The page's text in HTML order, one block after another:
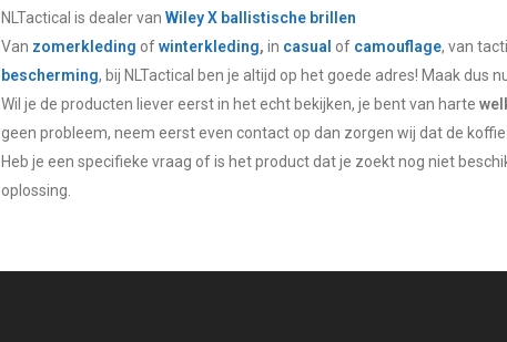
NLTactical is dealer van Wiley X ballistische brillen
Van zomerkleding ofwinterkleding, in casual of camouflage, van
bescherming, bij NLTactical ben je altijd op het goede adres! Maak dus
Wil je de producten liever eerst in het echt bekijken, je bent van harte
geen probleem, neem eerst even contact op dan zorgen wij dat de
Heb je een specifieke vraag of is het product dat je zoekt nog niet
oplossing.